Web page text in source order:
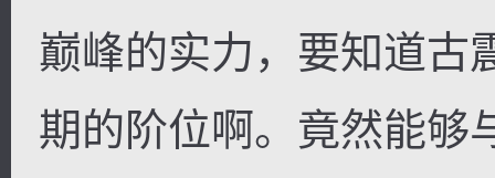
巅峰的实力，要知道古
期的阶位啊。竟然能够